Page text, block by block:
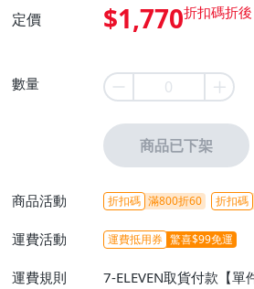
定價 $1,770
數量
商品已下架
商品活動 折扣碼 滿800折60 折扣碼
運費活動 運費抵用券 驚喜$99免運
運費規則
7-ELEVEN取貨付款【